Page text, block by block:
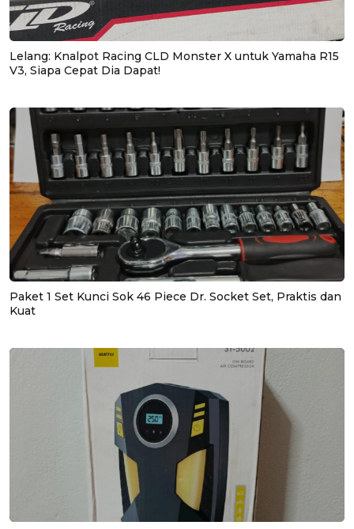
Lelang: Knalpot Racing CLD Monster X untuk Yamaha R15
V3, Siapa Cepat Dia Dapat!
Paket 1 Set Kunci Sok 46 Piece Dr. Socket Set, Praktis dan
Kuat